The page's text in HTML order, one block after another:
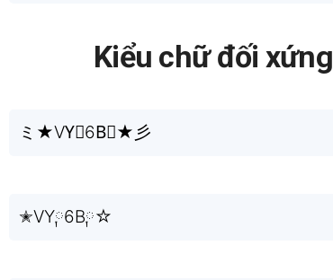
Kiểu chữ đối xứng
ミ★VY⃒6B⃒★彡
✭VY༙6B༙☆